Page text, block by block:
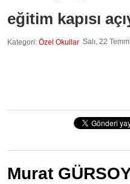
eğitim kapısı
Kategori: Özel Okullar Salı, 22
Murat